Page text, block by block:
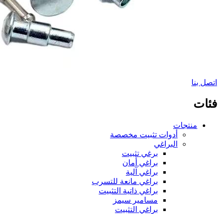
اتصل بنا
فئات
منتجات
أدوات تثبيت مخصصة
البراغي
برغي تثبيت
براغي أمان
براغي آلية
براغي مانعة للتسرب
براغي ذاتية التثبيت
مسامير سيمز
براغي التثبيت